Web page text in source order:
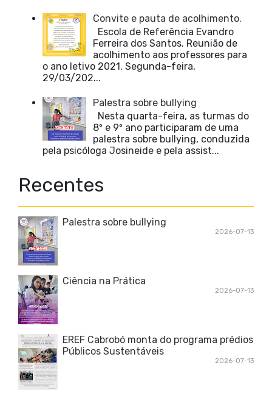
Convite e pauta de acolhimento.
Escola de Referência Evandro
Ferreira dos Santos. Reunião de
acolhimento aos professores para
o ano letivo 2021. Segunda-feira,
29/03/202...
Palestra sobre bullying
Nesta quarta-feira, as turmas do
8º e 9º ano participaram de uma
palestra sobre bullying, conduzida
pela psicóloga Josineide e pela assist...
Recentes
Palestra sobre bullying
2026-07-13
Ciência na Prática
2026-07-13
EREF Cabrobó monta do programa prédios
Públicos Sustentáveis
2026-07-13